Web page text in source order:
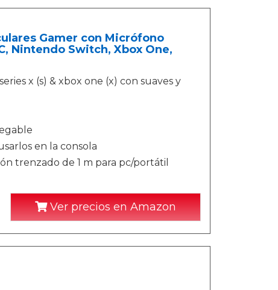
Gamer con Micrófono
Nintendo Switch, Xbox One,
x (s) & xbox one (x) con suaves y
en la consola
trenzado de 1 m para pc/portátil
Ver precios en Amazon